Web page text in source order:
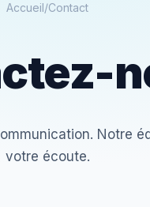
Accueil/Contact
Notre
votre écoute.